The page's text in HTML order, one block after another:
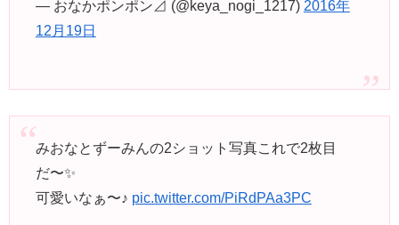
— おなかポンポン⊿ (@keya_nogi_1217) 2016年
12月19日
みおなとずーみんの2ショット写真これで2枚目
だ〜✨
可愛いなぁ〜♪ pic.twitter.com/PiRdPAa3PC